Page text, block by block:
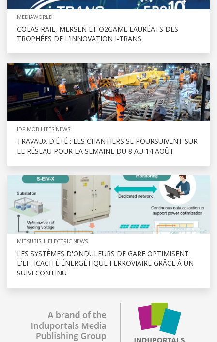
MEDIAWORLD
COLAS RAIL, MERSEN ET O2GAME LAURÉATS DES
TROPHÉES DE L’INNOVATION I-TRANS
IDF MOBILITÉS NEWS
TRAVAUX D'ÉTÉ : LES CHANTIERS SE POURSUIVENT SUR
LE RÉSEAU POUR LA SEMAINE DU 8 AU 14 AOÛT
MITSUBISHI ELECTRIC NEWS
LES SYSTÈMES D'ONDULEURS DE GARE OPTIMISENT
L'EFFICACITÉ ÉNERGÉTIQUE FERROVIAIRE GRÂCE À UN
SUIVI CONTINU